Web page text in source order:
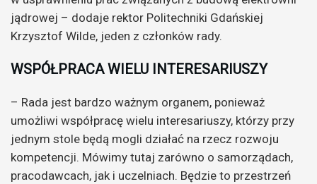
jądrowej – dodaje rektor Politechniki Gdańskiej
Krzysztof Wilde, jeden z członków rady.
WSPÓŁPRACA WIELU INTERESARIUSZY
– Rada jest bardzo ważnym organem, ponieważ
umożliwi współpracę wielu interesariuszy, którzy przy
jednym stole będą mogli działać na rzecz rozwoju
kompetencji. Mówimy tutaj zarówno o samorządach,
pracodawcach, jak i uczelniach. Będzie to przestrzeń